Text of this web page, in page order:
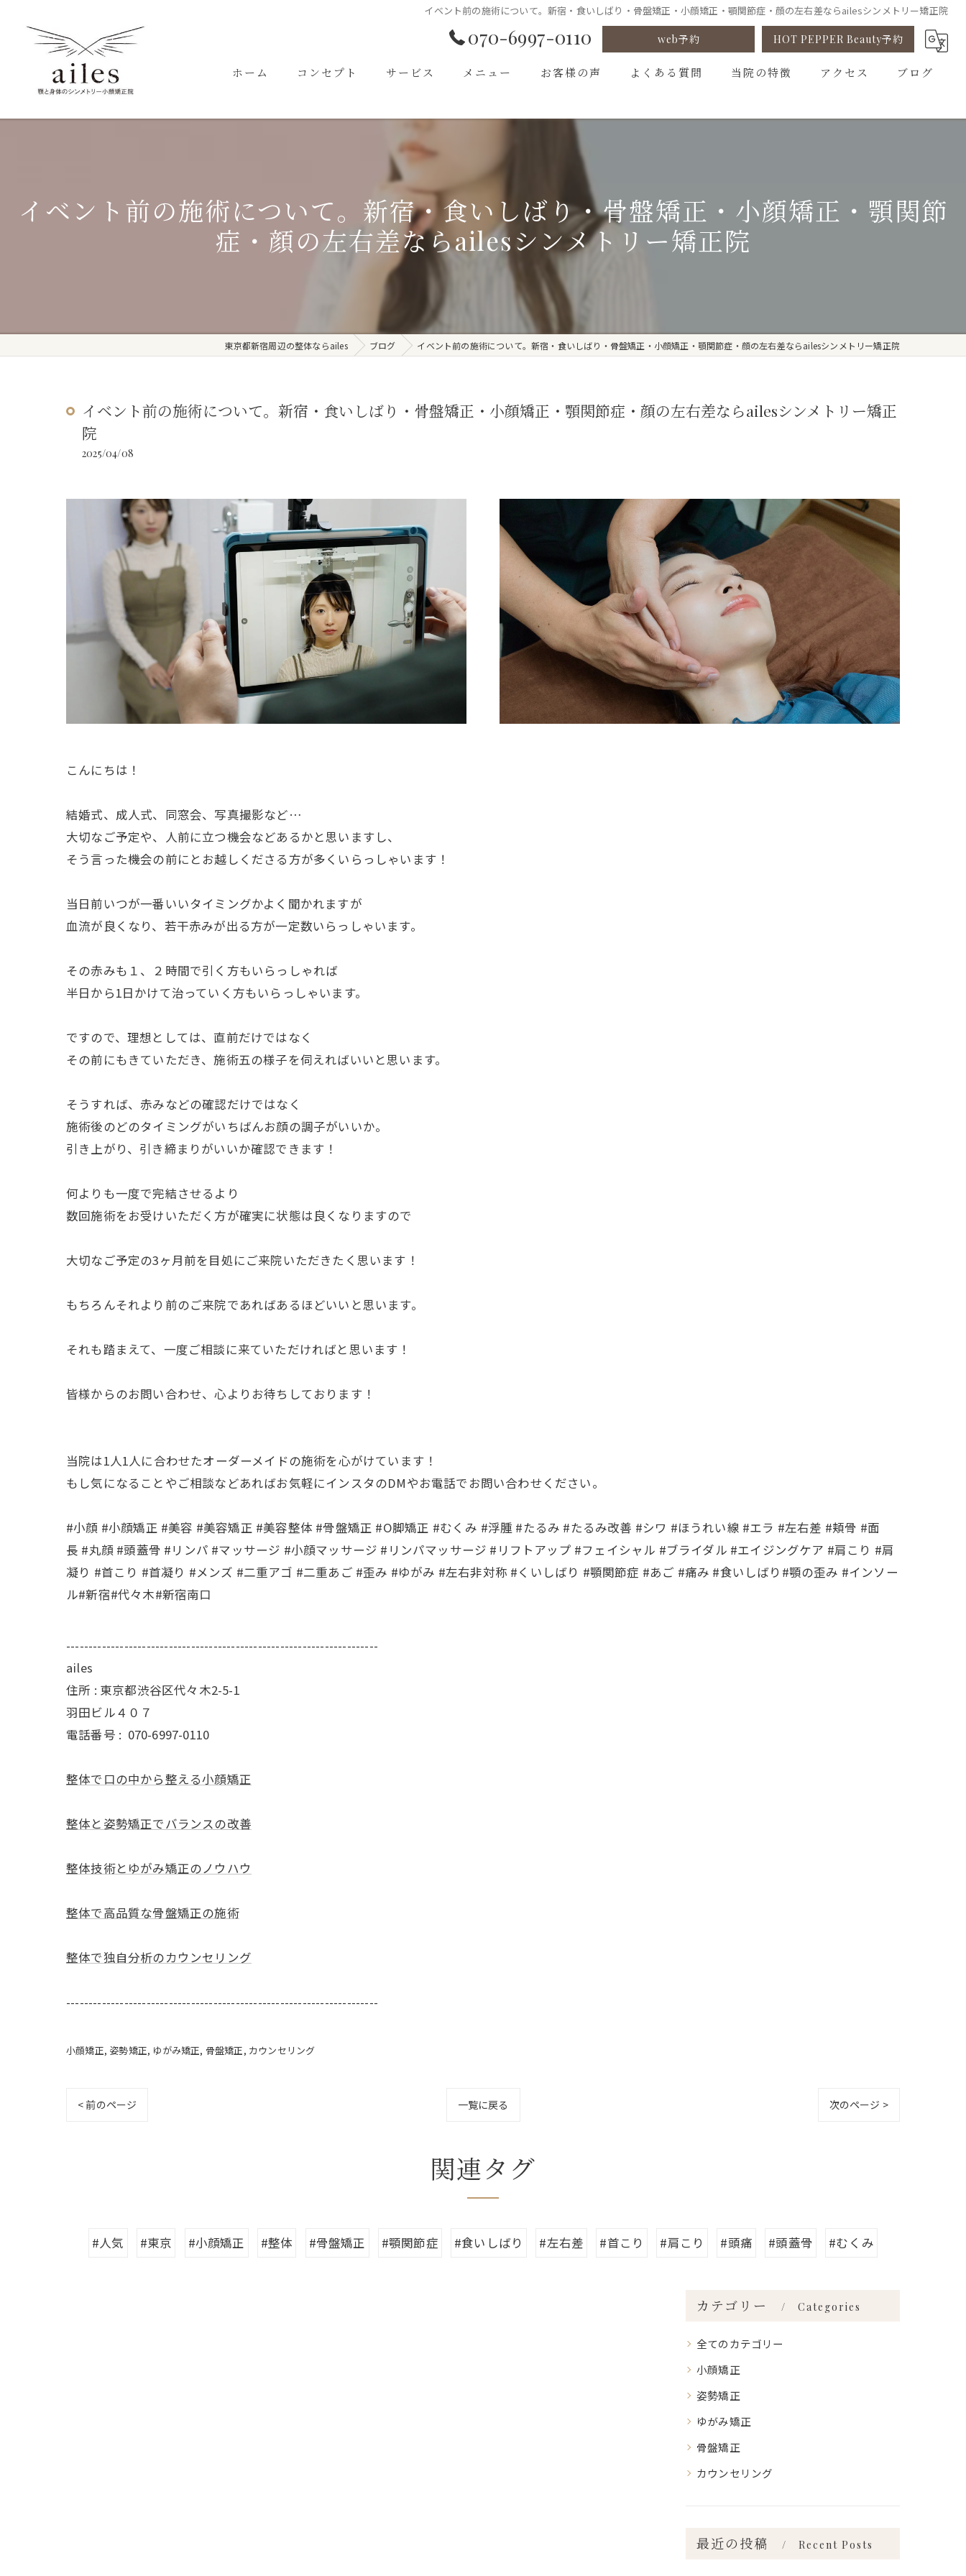
イベント前の施術について。新宿・食いしばり・骨盤矯正・小顔矯正・顎関節症・顔の左右差ならailesシンメトリー矯正院
070-6997-0110 web予約 HOT PEPPER Beauty予約
ホーム コンセプト
代表あいさつ
サービス メニュー お客様の声 よくある質問 当院の特徴
小顔矯正
骨盤矯正
カウンセリング
アクセス ブログ
コラム
イベント前の施術について。新宿・食いしばり・骨盤矯正・小顔矯正・顎関節
症・顔の左右差ならailesシンメトリー矯正院
東京都新宿周辺の整体ならailes ブログ イベント前の施術について。新宿・食いしばり・骨盤矯正・小顔矯正・顎関節症・顔の左右差ならailesシンメトリー矯正院
イベント前の施術について。新宿・食いしばり・骨盤矯正・小顔矯正・顎関節症・顔の左右差ならailesシンメトリー矯正
院
2025/04/08
こんにちは！
結婚式、成人式、同窓会、写真撮影など…
大切なご予定や、人前に立つ機会などあるかと思いますし、
そう言った機会の前にとお越しくださる方が多くいらっしゃいます！
当日前いつが一番いいタイミングかよく聞かれますが
血流が良くなり、若干赤みが出る方が一定数いらっしゃいます。
その赤みも１、２時間で引く方もいらっしゃれば
半日から1日かけて治っていく方もいらっしゃいます。
ですので、理想としては、直前だけではなく
その前にもきていただき、施術五の様子を伺えればいいと思います。
そうすれば、赤みなどの確認だけではなく
施術後のどのタイミングがいちばんお顔の調子がいいか。
引き上がり、引き締まりがいいか確認できます！
何よりも一度で完結させるより
数回施術をお受けいただく方が確実に状態は良くなりますので
大切なご予定の3ヶ月前を目処にご来院いただきたく思います！
もちろんそれより前のご来院であればあるほどいいと思います。
それも踏まえて、一度ご相談に来ていただければと思います！
皆様からのお問い合わせ、心よりお待ちしております！
当院は1人1人に合わせたオーダーメイドの施術を心がけています！
もし気になることやご相談などあればお気軽にインスタのDMやお電話でお問い合わせください。
#小顔 #小顔矯正 #美容 #美容矯正 #美容整体 #骨盤矯正 #O脚矯正 #むくみ #浮腫 #たるみ #たるみ改善 #シワ #ほうれい線 #エラ #左右差 #頬骨 #面
長 #丸顔 #頭蓋骨 #リンパ #マッサージ #小顔マッサージ #リンパマッサージ #リフトアップ #フェイシャル #ブライダル #エイジングケア #肩こり #肩
凝り #首こり #首凝り #メンズ #二重アゴ #二重あご #歪み #ゆがみ #左右非対称 #くいしばり #顎関節症 #あご #痛み #食いしばり#顎の歪み #インソー
ル#新宿#代々木#新宿南口
----------------------------------------------------------------------
ailes
住所 : 東京都渋谷区代々木2-5-1
羽田ビル４０７
電話番号 : 070-6997-0110
整体で口の中から整える小顔矯正
整体と姿勢矯正でバランスの改善
整体技術とゆがみ矯正のノウハウ
整体で高品質な骨盤矯正の施術
整体で独自分析のカウンセリング
----------------------------------------------------------------------
小顔矯正 姿勢矯正 ゆがみ矯正 骨盤矯正 カウンセリング
< 前のページ 一覧に戻る 次のページ >
関連タグ
#人気 #東京 #小顔矯正 #整体 #骨盤矯正 #顎関節症 #食いしばり #左右差 #首こり #肩こり #頭痛 #頭蓋骨 #むくみ
カテゴリー Categories
全てのカテゴリー
小顔矯正
姿勢矯正
ゆがみ矯正
骨盤矯正
カウンセリング
最近の投稿 Recent Posts